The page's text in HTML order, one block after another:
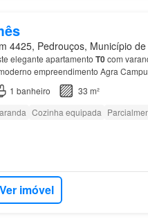
4425, Pedrouços, Município
elegante apartamento T0com
empreendimento Agra
1 banheiro
33 m²
Cozinha equipada
Ver imóvel